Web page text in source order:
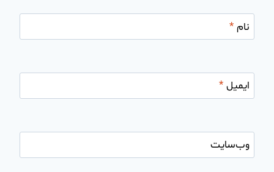
نام*
ایمیل*
وب‌سایت